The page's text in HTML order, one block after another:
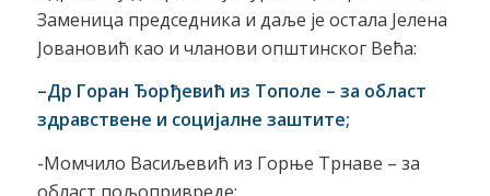
Заменица председника и даље је остала Јелена
Јовановић као и чланови општинског Већа:
–Др Горан Ђорђевић из Тополе – за област
здравствене и социјалне заштите;
-Момчило Васиљевић из Горње Трнаве – за